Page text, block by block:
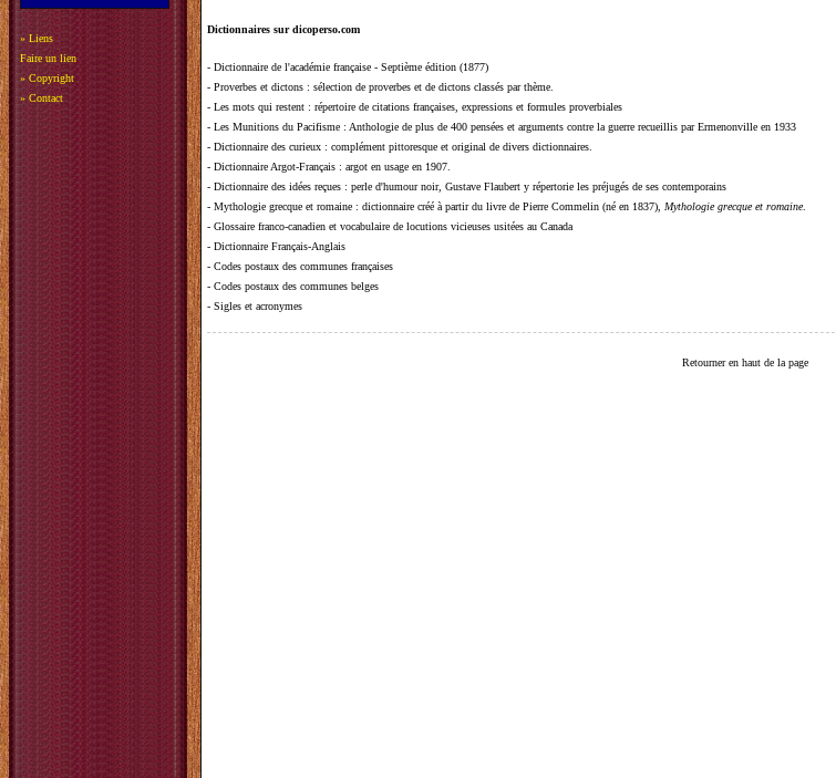
» Liens
Faire un lien
» Copyright
» Contact
Dictionnaires sur dicoperso.com
- Dictionnaire de l'académie française - Septième édition (1877)
- Proverbes et dictons : sélection de proverbes et de dictons classés par thème.
- Les mots qui restent : répertoire de citations françaises, expressions et formules proverbiales
- Les Munitions du Pacifisme : Anthologie de plus de 400 pensées et arguments contre la guerre recueillis par Ermenonville en 1933
- Dictionnaire des curieux : complément pittoresque et original de divers dictionnaires.
- Dictionnaire Argot-Français : argot en usage en 1907.
- Dictionnaire des idées reçues : perle d'humour noir, Gustave Flaubert y répertorie les préjugés de ses contemporains
- Mythologie grecque et romaine : dictionnaire créé à partir du livre de Pierre Commelin (né en 1837), Mythologie grecque et romaine.
- Glossaire franco-canadien et vocabulaire de locutions vicieuses usitées au Canada
- Dictionnaire Français-Anglais
- Codes postaux des communes françaises
- Codes postaux des communes belges
- Sigles et acronymes
Retourner en haut de la page